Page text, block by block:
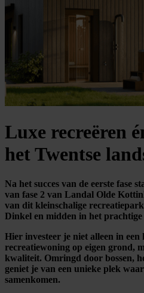
Luxe recreëren
het Twentse
Na het succes van de eerste fase
van fase 2 van Landal Olde
van dit kleinschalige
Dinkel en midden in het prachtige
Hier investeer je niet alleen in een
recreatiewoning op eigen grond,
kwaliteit. Omringd door bossen,
geniet je van een unieke plek
samenkomen.